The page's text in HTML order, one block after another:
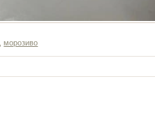
,морозиво